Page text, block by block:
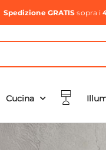
Spedizione GRATIS sopra i
Cucina